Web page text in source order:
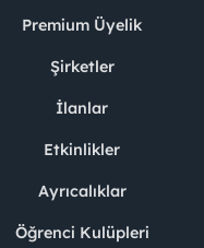
Premium Üyelik
Şirketler
İlanlar
Etkinlikler
Ayrıcalıklar
Öğrenci Kulüpleri